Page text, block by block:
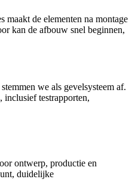
maakt de elementen na montage
kan de afbouw snel beginnen,
we als gevelsysteem af.
inclusief testrapporten,
ontwerp, productie en
duidelijke